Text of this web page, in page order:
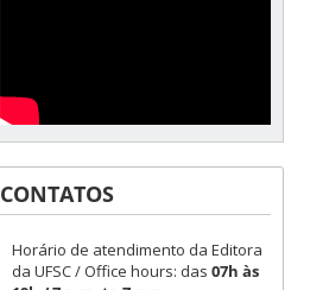
CONTATOS
Horário de atendimento da Editora
da UFSC / Office hours: das 07h às